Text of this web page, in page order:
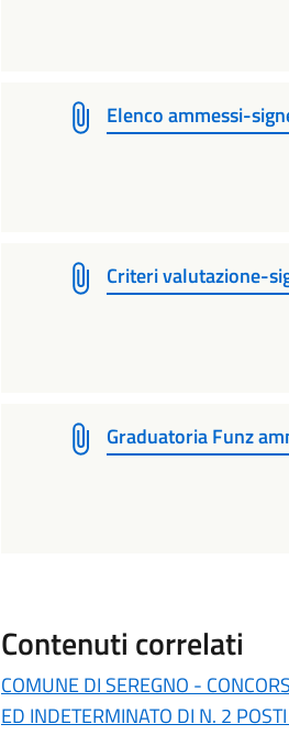
Elenco ammessi-
Criteri valutazione-
Graduatoria Funz
Contenuti correlati
COMUNE DI SEREGNO -
ED INDETERMINATO DI N. 2